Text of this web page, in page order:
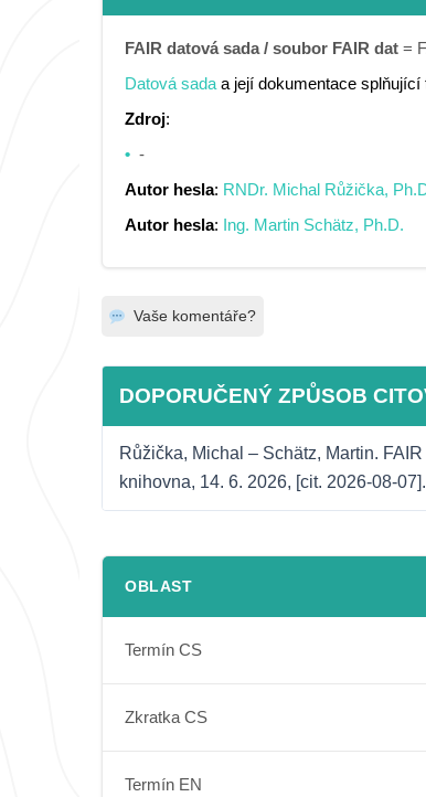
FAIR datová sada / soubor FAIR dat =
Datová sada a její dokumentace splňující
Zdroj:
-
Autor hesla: RNDr. Michal Růžička,
Autor hesla: Ing. Martin Schätz, Ph.D.
Vaše komentáře?
DOPORUČENÝ ZPŮSOB
Růžička, Michal – Schätz, Martin.
knihovna, 14. 6. 2026, [cit. 2026-08-
OBLAST
Termín CS
Zkratka CS
Termín EN